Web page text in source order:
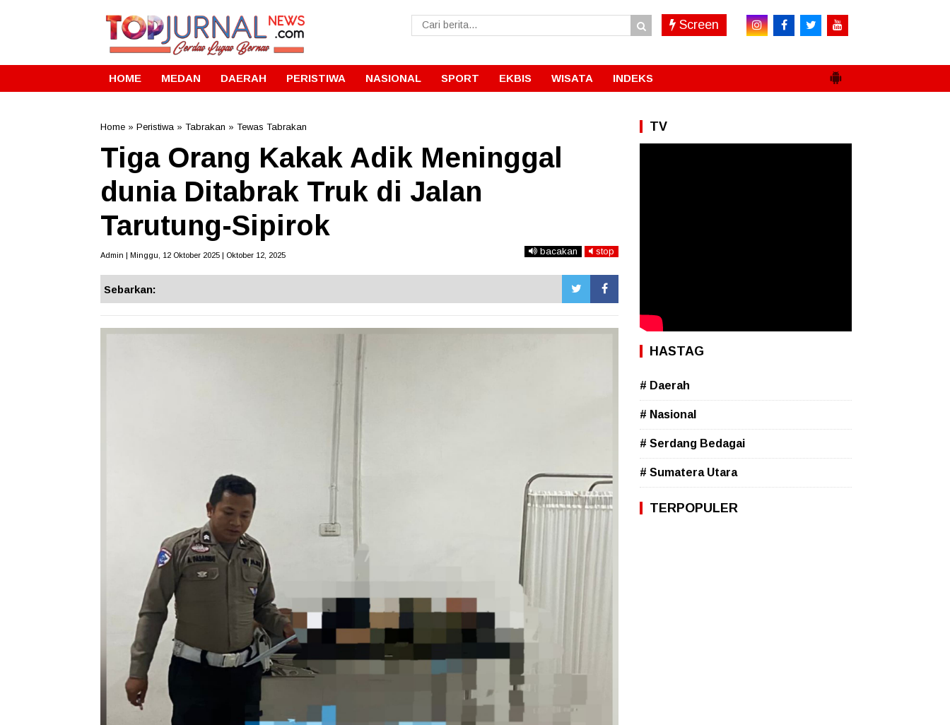
Screen
HOME MEDAN DAERAH PERISTIWA NASIONAL SPORT EKBIS WISATA INDEKS
Home » Peristiwa » Tabrakan » Tewas Tabrakan
Tiga Orang Kakak Adik Meninggal
dunia Ditabrak Truk di Jalan
Tarutung-Sipirok
Admin | Minggu, 12 Oktober 2025 | Oktober 12, 2025 bacakan stop
Sebarkan:
TV
HASTAG
# Daerah
# Nasional
# Serdang Bedagai
# Sumatera Utara
TERPOPULER